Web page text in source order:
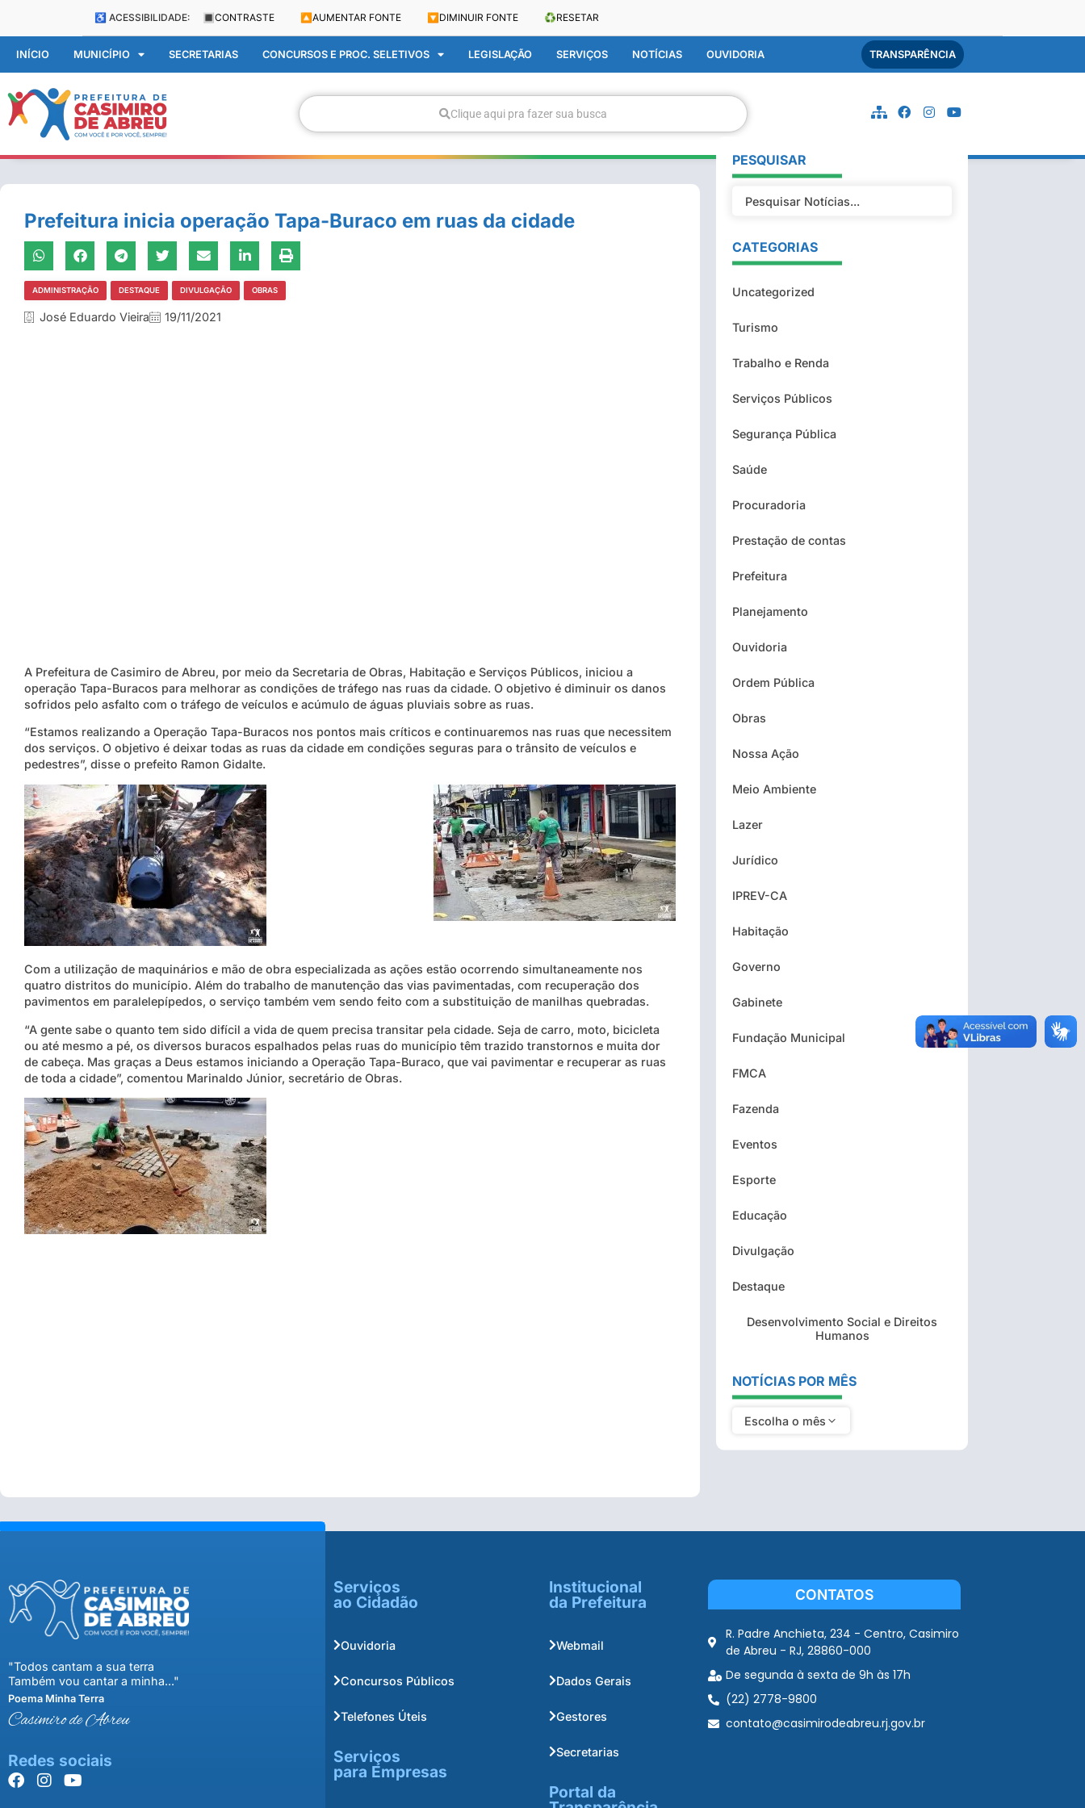
♿ ACESSIBILIDADE: 🔳 CONTRASTE 🔼 AUMENTAR FONTE 🔽 DIMINUIR FONTE ♻️RESETAR
INÍCIO MUNICÍPIO SECRETARIAS CONCURSOS E PROC. SELETIVOS LEGISLAÇÃO SERVIÇOS NOTÍCIAS OUVIDORIA TRANSPARÊNCIA
Clique aqui pra fazer sua busca
Prefeitura inicia operação Tapa-Buraco em ruas da cidade
ADMINISTRAÇÃO DESTAQUE DIVULGAÇÃO OBRAS
José Eduardo Vieira 19/11/2021
A Prefeitura de Casimiro de Abreu, por meio da Secretaria de Obras, Habitação e Serviços Públicos, iniciou a
operação Tapa-Buracos para melhorar as condições de tráfego nas ruas da cidade. O objetivo é diminuir os danos
sofridos pelo asfalto com o tráfego de veículos e acúmulo de águas pluviais sobre as ruas.
“Estamos realizando a Operação Tapa-Buracos nos pontos mais críticos e continuaremos nas ruas que necessitem
dos serviços. O objetivo é deixar todas as ruas da cidade em condições seguras para o trânsito de veículos e
pedestres”, disse o prefeito Ramon Gidalte.
Com a utilização de maquinários e mão de obra especializada as ações estão ocorrendo simultaneamente nos
quatro distritos do município. Além do trabalho de manutenção das vias pavimentadas, com recuperação dos
pavimentos em paralelepípedos, o serviço também vem sendo feito com a substituição de manilhas quebradas.
“A gente sabe o quanto tem sido difícil a vida de quem precisa transitar pela cidade. Seja de carro, moto, bicicleta
ou até mesmo a pé, os diversos buracos espalhados pelas ruas do município têm trazido transtornos e muita dor
de cabeça. Mas graças a Deus estamos iniciando a Operação Tapa-Buraco, que vai pavimentar e recuperar as ruas
de toda a cidade”, comentou Marinaldo Júnior, secretário de Obras.
PESQUISAR
CATEGORIAS
Uncategorized
Turismo
Trabalho e Renda
Serviços Públicos
Segurança Pública
Saúde
Procuradoria
Prestação de contas
Prefeitura
Planejamento
Ouvidoria
Ordem Pública
Obras
Nossa Ação
Meio Ambiente
Lazer
Jurídico
IPREV-CA
Habitação
Governo
Gabinete
Fundação Municipal
FMCA
Fazenda
Eventos
Esporte
Educação
Divulgação
Destaque
Desenvolvimento Social e Direitos
Humanos
NOTÍCIAS POR MÊS
Escolha o mês
"Todos cantam a sua terra
Também vou cantar a minha..."
Poema Minha Terra
Casimiro de Abreu
Redes sociais
Serviços
ao Cidadão
Ouvidoria
Concursos Públicos
Telefones Úteis
Serviços
para Empresas
Institucional
da Prefeitura
Webmail
Dados Gerais
Gestores
Secretarias
Portal da
CONTATOS
R. Padre Anchieta, 234 - Centro, Casimiro
de Abreu - RJ, 28860-000
De segunda à sexta de 9h às 17h
(22) 2778-9800
contato@casimirodeabreu.rj.gov.br